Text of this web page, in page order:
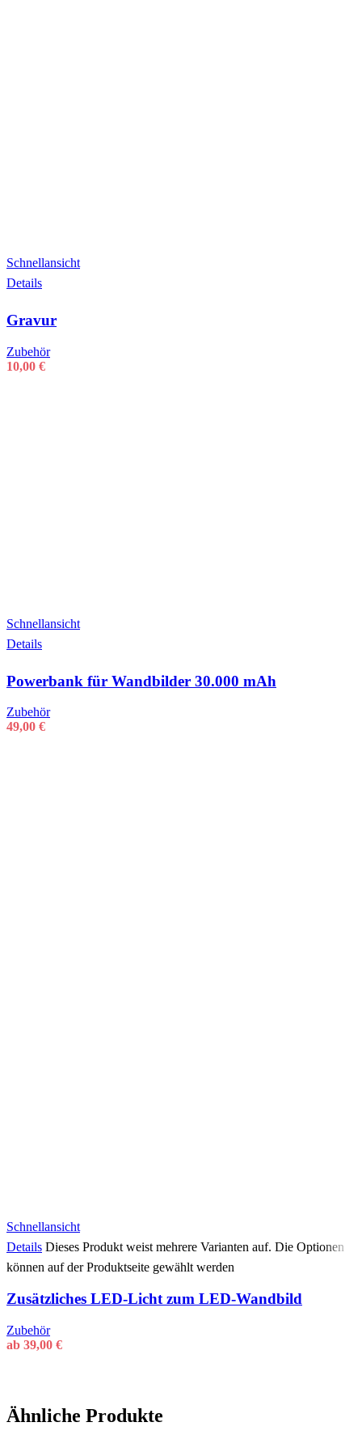
Schnellansicht
Details
Gravur
Zubehör
10,00 €
Schnellansicht
Details
Powerbank für Wandbilder 30.000 mAh
Zubehör
49,00 €
Schnellansicht
Details Dieses Produkt weist mehrere Varianten auf. Die Optionen
können auf der Produktseite gewählt werden
Zusätzliches LED-Licht zum LED-Wandbild
Zubehör
ab 39,00 €
Ähnliche Produkte